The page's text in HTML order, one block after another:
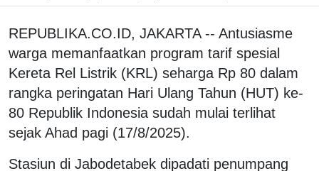
REPUBLIKA.CO.ID, JAKARTA -- Antusiasme
warga memanfaatkan program tarif spesial
Kereta Rel Listrik (KRL) seharga Rp 80 dalam
rangka peringatan Hari Ulang Tahun (HUT) ke-
80 Republik Indonesia sudah mulai terlihat
sejak Ahad pagi (17/8/2025).
Stasiun di Jabodetabek dipadati penumpang